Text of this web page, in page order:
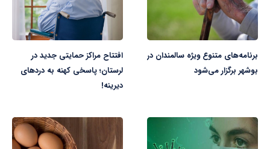
برنامه‌های متنوع ویژه سالمندان در
بوشهر برگزار می‌شود
افتتاح مراکز حمایتی جدید در
لرستان؛ پاسخی کهنه به دردهای
دیرینه!